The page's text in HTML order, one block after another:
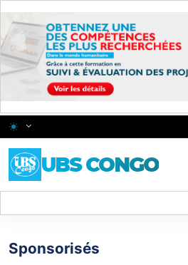
Changer le thème
UBS CONGO
Sponsorisés